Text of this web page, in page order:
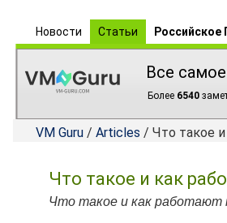
Новости Статьи Российское
Все
Более 6540
VM Guru / Articles / Что такое и
Что такое и как
Что такое и как работают